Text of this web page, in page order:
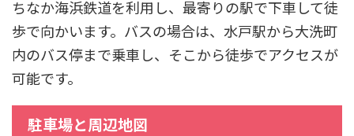
ちなか海浜鉄道を利用し、最寄りの駅で下車して徒
歩で向かいます。バスの場合は、水戸駅から大洗町
内のバス停まで乗車し、そこから徒歩でアクセスが
可能です。
駐車場と周辺地図